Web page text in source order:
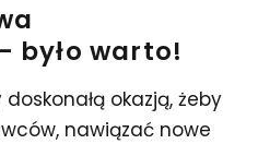
było warto!
doskonałą okazją, żeby
nawiązać nowe